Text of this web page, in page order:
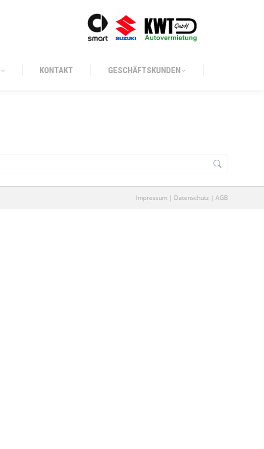
KONTAKT GESCHÄFTSKUNDEN
Impressum | Datenschutz | AGB
GESCHÄFTSKUNDEN